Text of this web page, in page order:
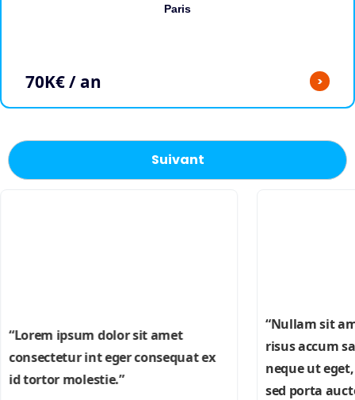
Paris
70K€ / an >
Suivant
“Lorem ipsum dolor sit amet
consectetur int eger consequat ex
id tortor molestie.”
“Nullam sit
risus accum
neque ut
sed porta